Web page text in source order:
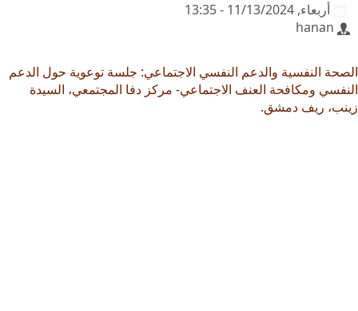
أربعاء, 11/13/2024 - 13:35
hanan
الصحة النفسية والدعم النفسي الاجتماعي: جلسة توعوية حول الدعم
النفسي ومكافحة العنف الاجتماعي- مركز دفا المجتمعي، السيدة
زينب، ريف دمشق.